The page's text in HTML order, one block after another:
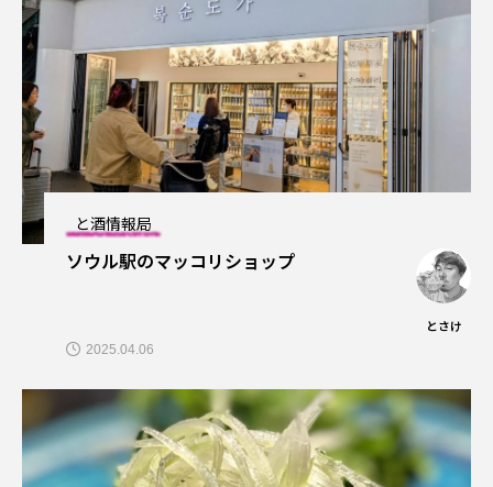
と酒情報局
ソウル駅のマッコリショップ
とさけ
2025.04.06